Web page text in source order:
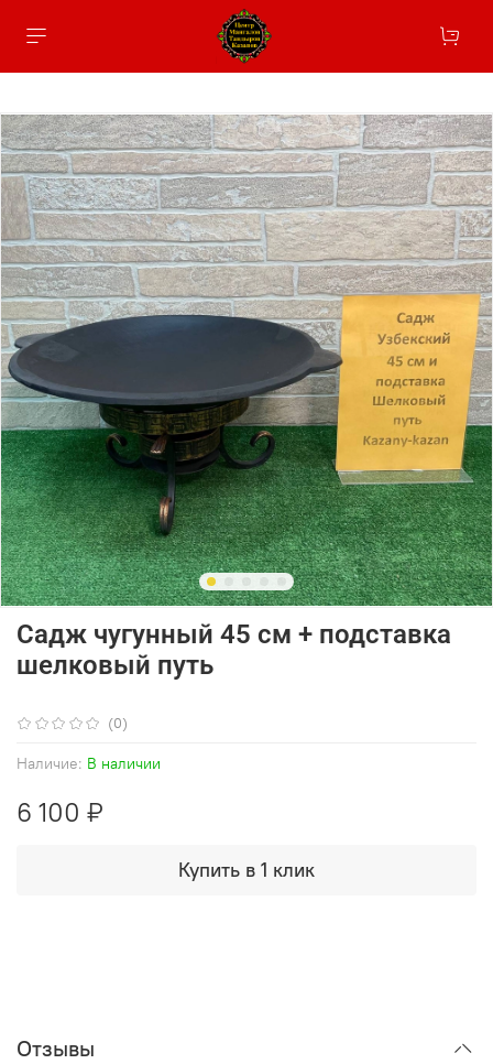
(0)
Наличие: В наличии
Садж чугунный 45 см + подставка
шелковый путь
6 100 ₽
Купить в 1 клик
Отзывы